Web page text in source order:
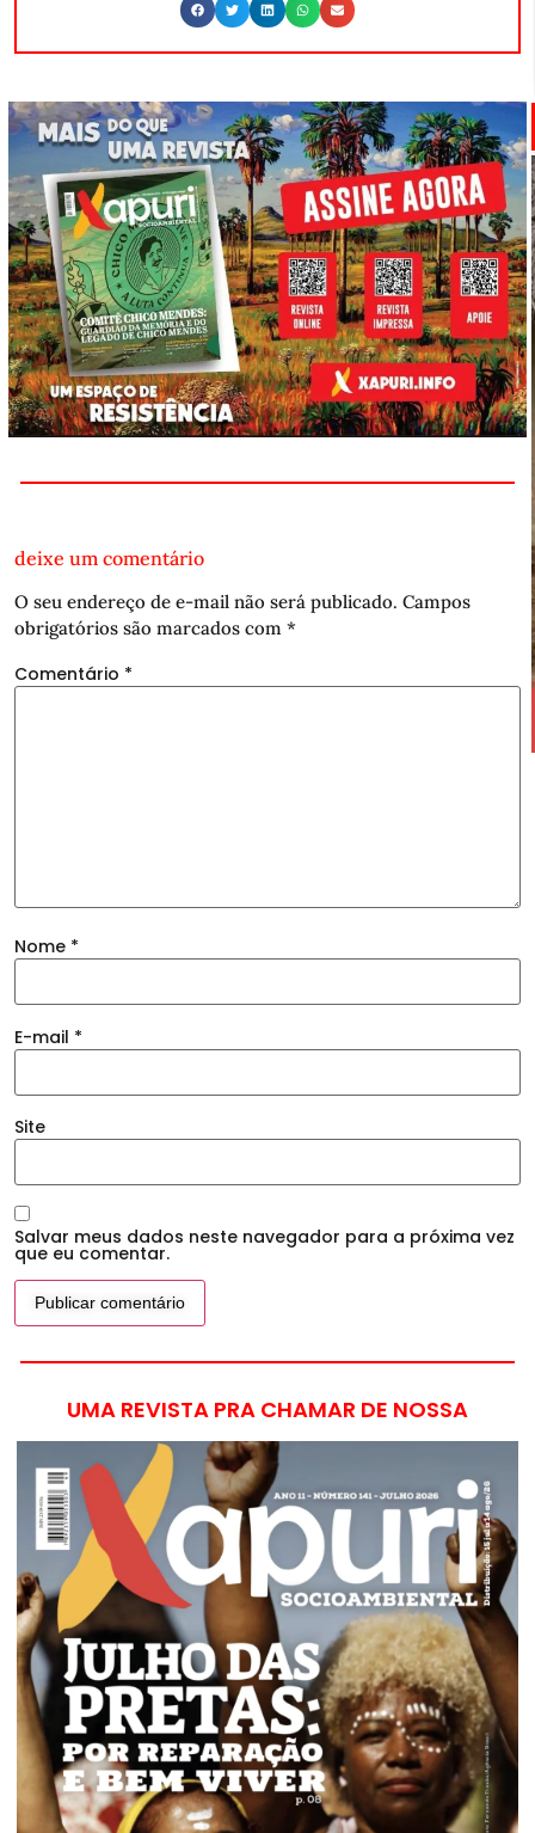
deixe um comentário
O seu endereço de e-mail não será publicado. Campos
obrigatórios são marcados com *
Comentário *
Nome *
E-mail *
Site
Salvar meus dados neste navegador para a próxima vez
que eu comentar.
UMA REVISTA PRA CHAMAR DE NOSSA